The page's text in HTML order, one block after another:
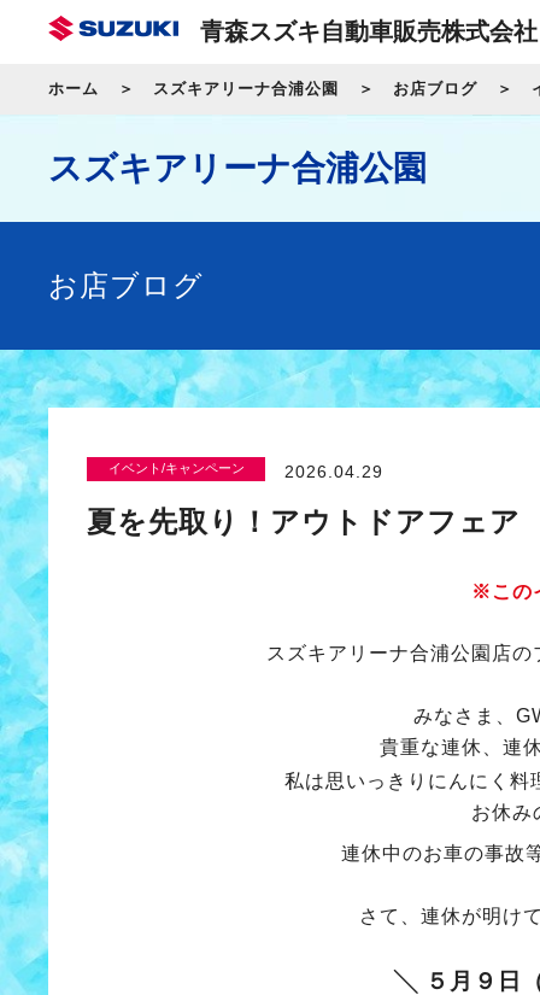
青森スズキ自動車販売株式会社
ホーム スズキアリーナ合浦公園 お店ブログ
スズキアリーナ合浦公園
お店ブログ
イベント/キャンペーン 2026.04.29
夏を先取り！アウトドアフェア
※この
スズキアリーナ合浦公園店
みなさま、
貴重な連休、連
私は思いっきりにんにく料
お休み
連休中のお車の事故
さて、連休が明け
╲ ５月９日